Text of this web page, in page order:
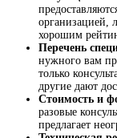
организацией,
хорошим
Перечень
нужного вам
только
другие дают
Стоимость и
разовые
предлагает